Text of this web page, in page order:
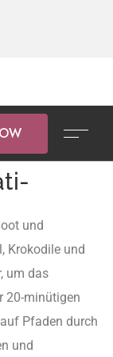
und
Krokodile und
um das
20-minütigen
Pfaden durch
und